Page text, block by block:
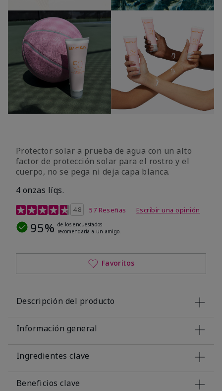
Protector solar a prueba de agua con un alto
factor de protección solar para el rostro y el
cuerpo, no se pega ni deja capa blanca.
4 onzas líqs.
Calificación de clientes de 4,2 de 5
4.8 57 Reseñas Escribir una opinión
95% de los encuestados
recomendaría a un amigo.
Favoritos
Descripción del producto
Información general
Ingredientes clave
Beneficios clave